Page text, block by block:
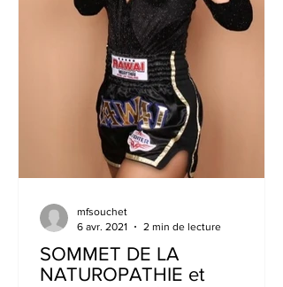
SOMMET DE LA
NATUROPATHIE et
mfsouchet
6 avr. 2021
2 min de lecture